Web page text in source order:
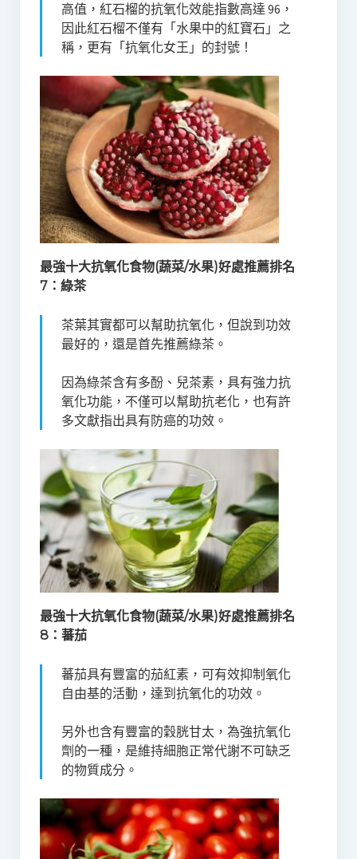
高值，紅石榴的抗氧化效能指數高達 96，
因此紅石榴不僅有「水果中的紅寶石」之
稱，更有「抗氧化女王」的封號！
最強十大抗氧化食物(蔬菜/水果)好處推薦排名
7：綠茶
茶葉其實都可以幫助抗氧化，但說到功效
最好的，還是首先推薦綠茶。
因為綠茶含有多酚、兒茶素，具有強力抗
氧化功能，不僅可以幫助抗老化，也有許
多文獻指出具有防癌的功效。
最強十大抗氧化食物(蔬菜/水果)好處推薦排名
8： 蕃茄
蕃茄具有豐富的茄紅素，可有效抑制氧化
自由基的活動，達到抗氧化的功效。
另外也含有豐富的穀胱甘太，為強抗氧化
劑的一種，是維持細胞正常代謝不可缺乏
的物質成分。